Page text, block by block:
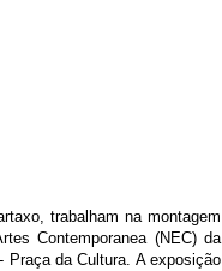
trabalham na montagem
Contemporanea (NEC) da
da Cultura. A exposição